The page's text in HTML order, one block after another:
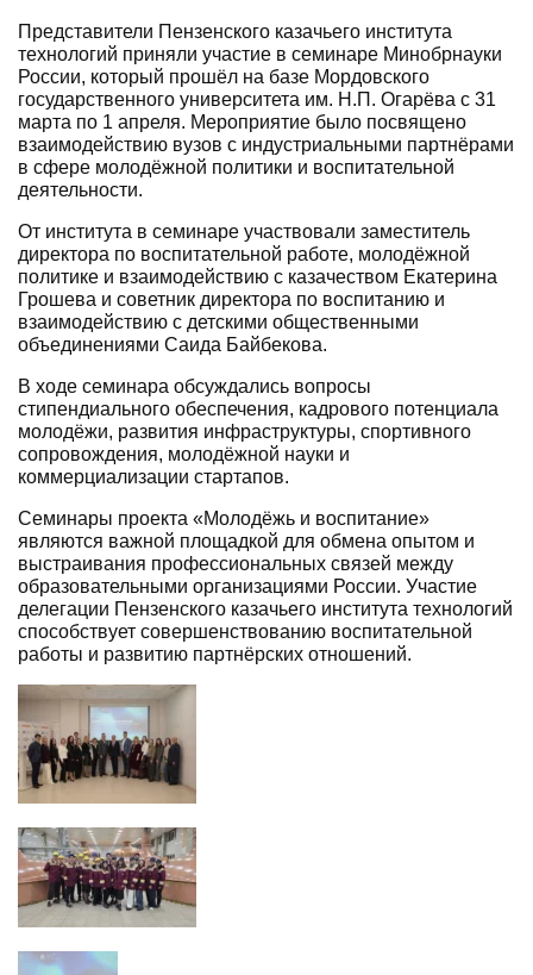
Представители Пензенского казачьего института
технологий приняли участие в семинаре Минобрнауки
России, который прошёл на базе Мордовского
государственного университета им. Н.П. Огарёва с 31
марта по 1 апреля. Мероприятие было посвящено
взаимодействию вузов с индустриальными партнёрами
в сфере молодёжной политики и воспитательной
деятельности.
От института в семинаре участвовали заместитель
директора по воспитательной работе, молодёжной
политике и взаимодействию с казачеством Екатерина
Грошева и советник директора по воспитанию и
взаимодействию с детскими общественными
объединениями Саида Байбекова.
В ходе семинара обсуждались вопросы
стипендиального обеспечения, кадрового потенциала
молодёжи, развития инфраструктуры, спортивного
сопровождения, молодёжной науки и
коммерциализации стартапов.
Семинары проекта «Молодёжь и воспитание»
являются важной площадкой для обмена опытом и
выстраивания профессиональных связей между
образовательными организациями России. Участие
делегации Пензенского казачьего института технологий
способствует совершенствованию воспитательной
работы и развитию партнёрских отношений.